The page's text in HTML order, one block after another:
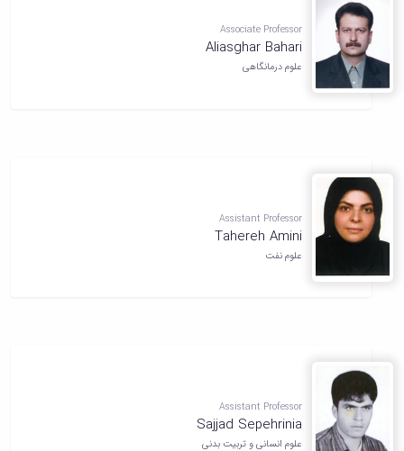
Associate Professor
Aliasghar Bahari
علوم درمانگاهی
Assistant Professor
Tahereh Amini
علوم نفت
Assistant Professor
Sajjad Sepehrinia
علوم انسانی و تربیت بدنی